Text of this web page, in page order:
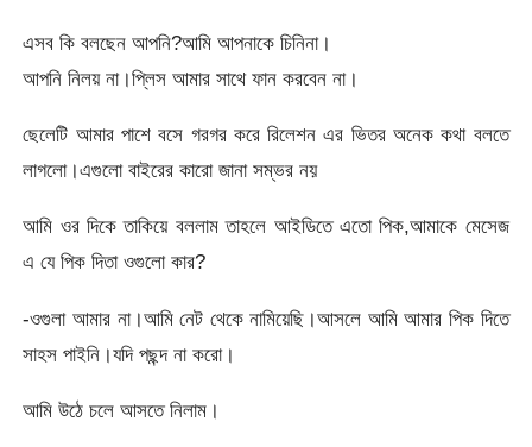
এসব কি বলছেন আপনি?আমি আপনাকে চিনিনা।
আপনি নিলয় না।প্লিস আমার সাথে ফান করবেন না।
ছেলেটি আমার পাশে বসে গরগর করে রিলেশন এর ভিতর অনেক কথা বলতে
লাগলো।এগুলো বাইরের কারো জানা সম্ভর নয়
আমি ওর দিকে তাকিয়ে বললাম তাহলে আইডিতে এতো পিক,আমাকে মেসেজ
এ যে পিক দিতা ওগুলো কার?
-ওগুলা আমার না।আমি নেট থেকে নামিয়েছি।আসলে আমি আমার পিক দিতে
সাহস পাইনি।যদি পছন্দ না করো।
আমি উঠে চলে আসতে নিলাম।